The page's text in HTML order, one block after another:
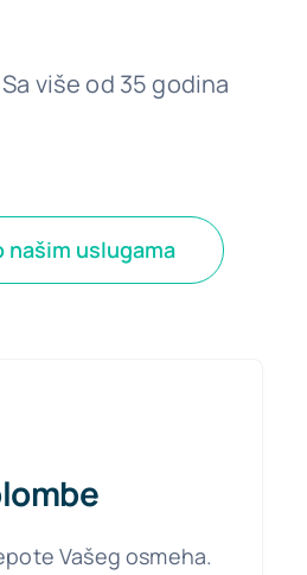
više od 35 godina
našim uslugama
Vašeg osmeha.